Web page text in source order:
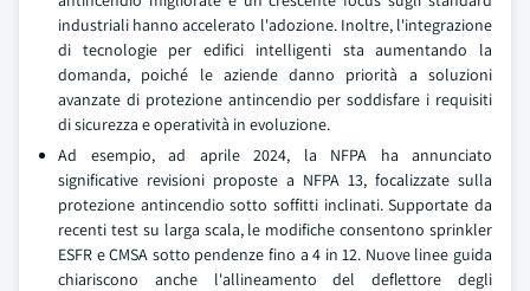
industriali hanno accelerato l'adozione. Inoltre, l'integrazione
di tecnologie per edifici intelligenti sta aumentando la
domanda, poiché le aziende danno priorità a soluzioni
avanzate di protezione antincendio per soddisfare i requisiti
di sicurezza e operatività in evoluzione.
Ad esempio, ad aprile 2024, la NFPA ha annunciato
significative revisioni proposte a NFPA 13, focalizzate sulla
protezione antincendio sotto soffitti inclinati. Supportate da
recenti test su larga scala, le modifiche consentono sprinkler
ESFR e CMSA sotto pendenze fino a 4 in 12. Nuove linee guida
chiariscono anche l'allineamento del deflettore degli